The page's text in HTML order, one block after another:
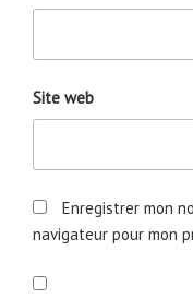
Site web
Enregistrer mon
navigateur pour mon